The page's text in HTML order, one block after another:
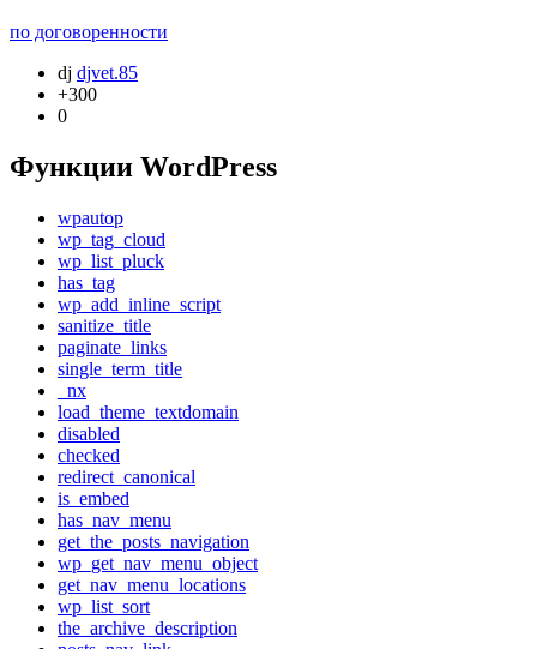
по договоренности
dj djvet.85
+300
0
Функции WordPress
wpautop
wp_tag_cloud
wp_list_pluck
has_tag
wp_add_inline_script
sanitize_title
paginate_links
single_term_title
_nx
load_theme_textdomain
disabled
checked
redirect_canonical
is_embed
has_nav_menu
get_the_posts_navigation
wp_get_nav_menu_object
get_nav_menu_locations
wp_list_sort
the_archive_description